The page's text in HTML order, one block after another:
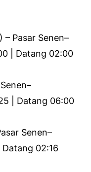
– Pasar Senen–
| Datang 02:00
| Datang 06:00
Senen–
02:16